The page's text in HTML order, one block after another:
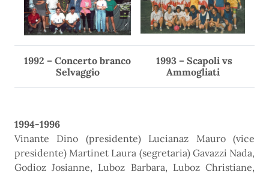
1992 – Concerto branco
Selvaggio
1993 – Scapoli vs
Ammogliati
1994-1996
Vinante Dino (presidente) Lucianaz Mauro (vice
presidente) Martinet Laura (segretaria) Gavazzi Nada,
Godioz Josianne, Luboz Barbara, Luboz Christiane,